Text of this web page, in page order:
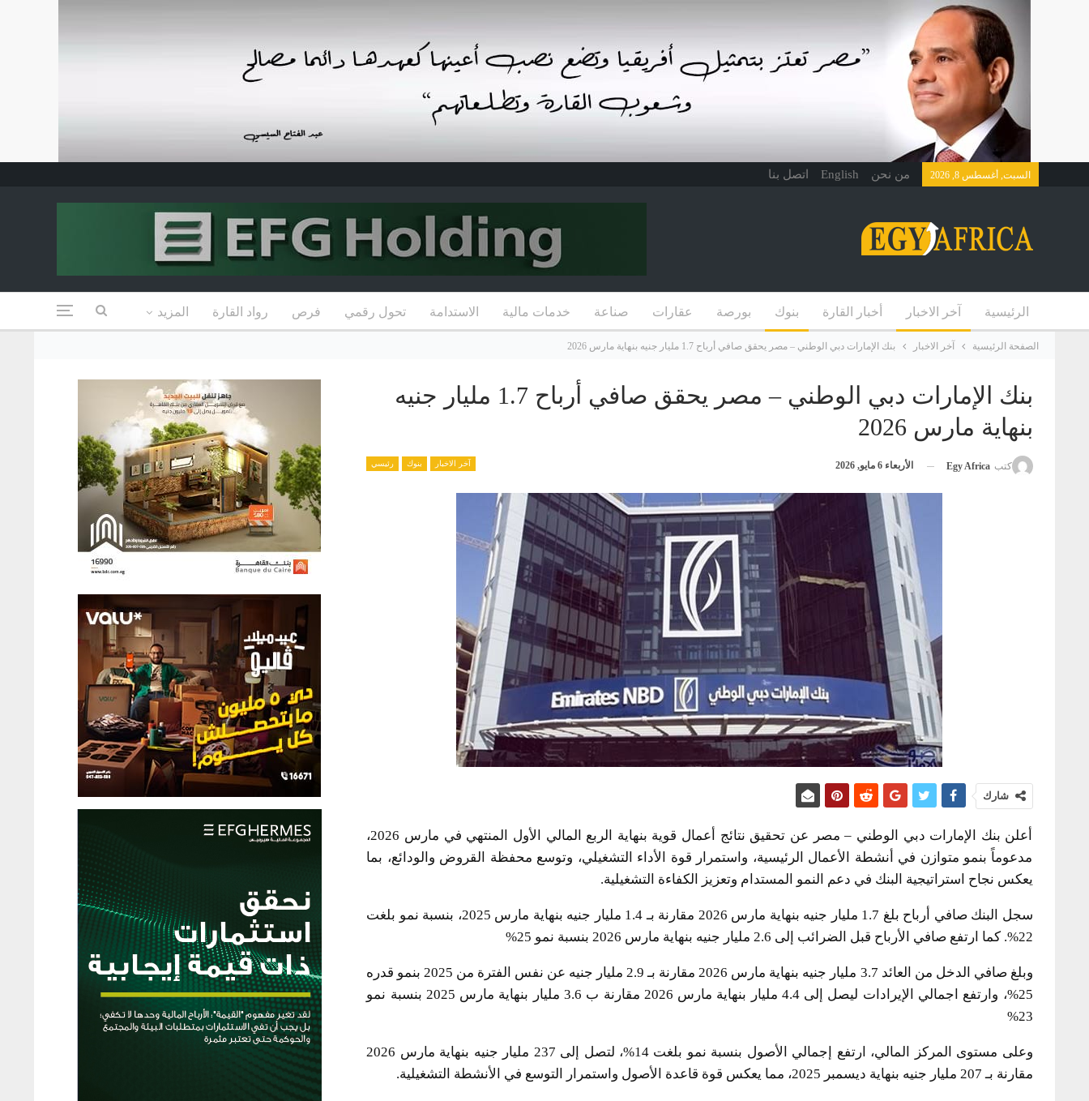
السبت, أغسطس 8, 2026 من نحن English اتصل بنا
الرئيسية آخر الاخبار أخبار القارة بنوك بورصة عقارات صناعة خدمات مالية الاستدامة تحول رقمي فرص رواد القارة المزيد
الصفحة الرئيسية آخر الاخبار بنك الإمارات دبي الوطني – مصر يحقق صافي أرباح 1.7 مليار جنيه بنهاية مارس 2026
بنك الإمارات دبي الوطني – مصر يحقق صافي أرباح 1.7 مليار جنيه
بنهاية مارس 2026
آخر الاخبار بنوك رئيسي كتب Egy Africa الأربعاء 6 مايو, 2026
شارك
أعلن بنك الإمارات دبي الوطني – مصر عن تحقيق نتائج أعمال قوية بنهاية الربع المالي الأول المنتهي في مارس 2026،
مدعوماً بنمو متوازن في أنشطة الأعمال الرئيسية، واستمرار قوة الأداء التشغيلي، وتوسع محفظة القروض والودائع، بما
يعكس نجاح استراتيجية البنك في دعم النمو المستدام وتعزيز الكفاءة التشغيلية.
سجل البنك صافي أرباح بلغ 1.7 مليار جنيه بنهاية مارس 2026 مقارنة بـ 1.4 مليار جنيه بنهاية مارس 2025، بنسبة نمو بلغت
22%. كما ارتفع صافي الأرباح قبل الضرائب إلى 2.6 مليار جنيه بنهاية مارس 2026 بنسبة نمو 25%
وبلغ صافي الدخل من العائد 3.7 مليار جنيه بنهاية مارس 2026 مقارنة بـ 2.9 مليار جنيه عن نفس الفترة من 2025 بنمو قدره
25%، وارتفع اجمالي الإيرادات ليصل إلى 4.4 مليار بنهاية مارس 2026 مقارنة ب 3.6 مليار بنهاية مارس 2025 بنسبة نمو
23%
وعلى مستوى المركز المالي، ارتفع إجمالي الأصول بنسبة نمو بلغت 14%، لتصل إلى 237 مليار جنيه بنهاية مارس 2026
مقارنة بـ 207 مليار جنيه بنهاية ديسمبر 2025، مما يعكس قوة قاعدة الأصول واستمرار التوسع في الأنشطة التشغيلية.